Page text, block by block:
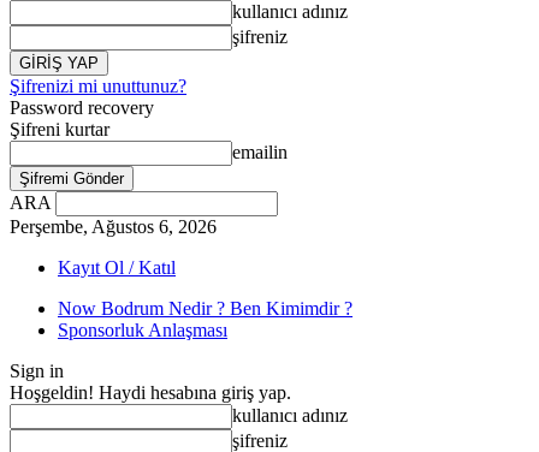
kullanıcı adınız
şifreniz
Şifrenizi mi unuttunuz?
Password recovery
Şifreni kurtar
emailin
ARA
Perşembe, Ağustos 6, 2026
Kayıt Ol / Katıl
Now Bodrum Nedir ? Ben Kimimdir ?
Sponsorluk Anlaşması
Sign in
Hoşgeldin! Haydi hesabına giriş yap.
kullanıcı adınız
şifreniz